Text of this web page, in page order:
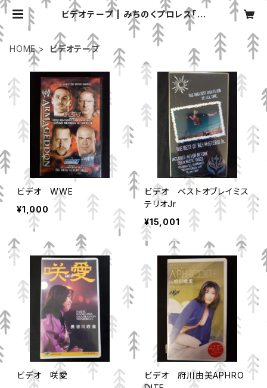
ビデオテープ | みちのくプロレス「プ
ロレスグッズ屋」オンラインショップ
HOME ビデオテープ
ビデオ WWE
¥1,000
ビデオ ベストオブレイミス
テリオJr
¥15,001
ビデオ 咲愛
ビデオ 府川由美APHRO